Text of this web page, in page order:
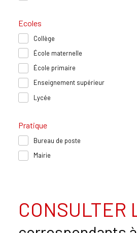
Ecoles
Collège
École maternelle
École primaire
Enseignement supérieur
Lycée
Pratique
Bureau de poste
Mairie
CONSULTER